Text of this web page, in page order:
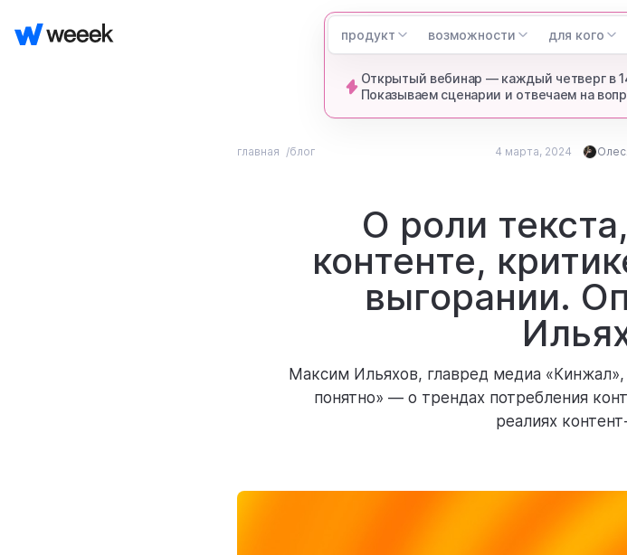
продукт возможности для кого
Открытый вебинар — каждый четверг в
Показываем сценарии и отвечаем на
главная блог 4 марта, 2024
Автор
О роли
контенте,
выгорании.
Максим Ильяхов, главред медиа
понятно» — о трендах потребления
реалиях